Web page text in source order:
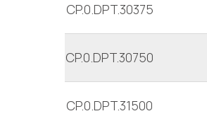
CP.0.DPT.30375
CP.0.DPT.30750
CP.0.DPT.31500